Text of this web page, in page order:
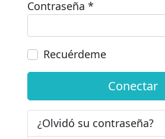
Contraseña *
Recuérdeme
Conectar
¿Olvidó su contraseña?